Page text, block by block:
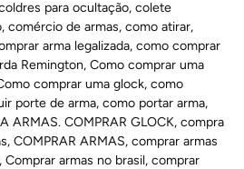
para ocultação,colete
,comércio de armas,como atirar,
arma legalizada,como comprar
Remington,Como comprar uma
comprar uma glock,como
porte de arma,como portar arma,
ARMAS. COMPRAR GLOCK,compra
,COMPRAR ARMAS,comprar armas
,Comprar armas no brasil,comprar